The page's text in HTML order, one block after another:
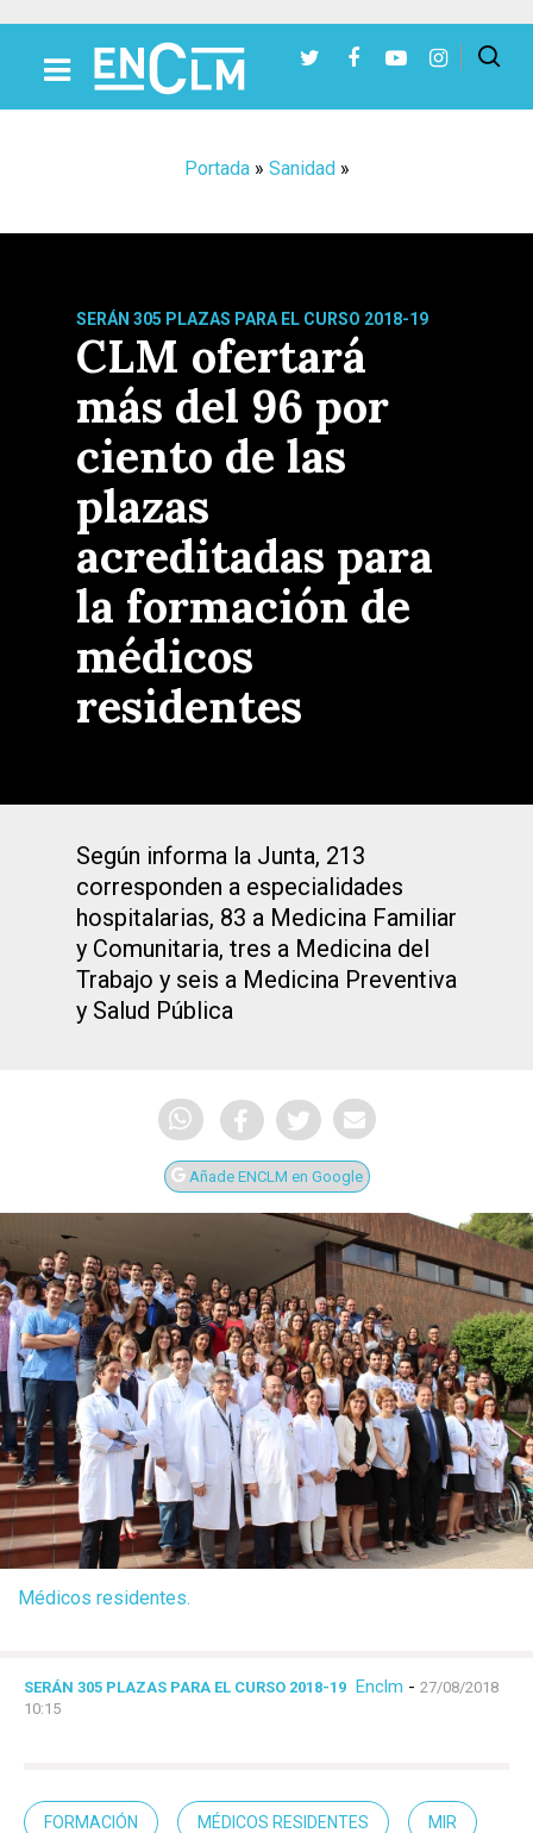
Portada» Sanidad»
SERÁN 305 PLAZAS PARA EL CURSO 2018-19
CLM ofertará
más del 96 por
ciento de las
plazas
acreditadas para
la formación de
médicos
residentes
Según informa la Junta, 213
corresponden a especialidades
hospitalarias, 83 a Medicina Familiar
y Comunitaria, tres a Medicina del
Trabajo y seis a Medicina Preventiva
y Salud Pública
Añade ENCLM en Google
Médicos residentes.
SERÁN 305 PLAZAS PARA EL CURSO 2018-19 Enclm - 27/08/2018
10:15
FORMACIÓN MÉDICOS RESIDENTES MIR